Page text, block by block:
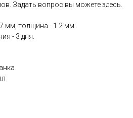
Задать вопрос вы можете здесь.
мм, толщина - 1.2 мм.
- 3 дня.